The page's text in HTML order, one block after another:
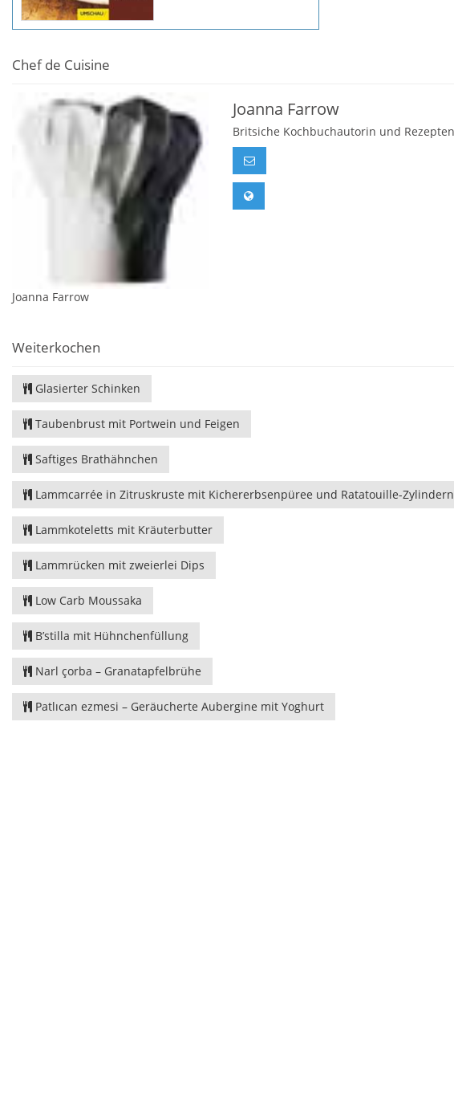
Chef de Cuisine
Joanna Farrow
Joanna Farrow
Britsiche Kochbuchautorin und
Weiterkochen
Glasierter Schinken
Taubenbrust mit Portwein und Feigen
Saftiges Brathähnchen
Lammcarrée in Zitruskruste mit Kichererbsenpüree und Ratatouille-Zylindern
Lammkoteletts mit Kräuterbutter
Lammrücken mit zweierlei Dips
Low Carb Moussaka
B’stilla mit Hühnchenfüllung
Narl çorba – Granatapfelbrühe
Patlıcan ezmesi – Geräucherte Aubergine mit Yoghurt